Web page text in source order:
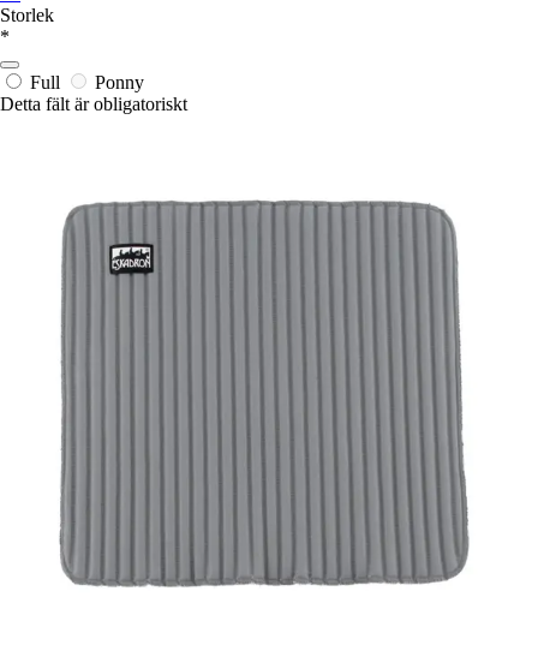
Storlek
*
Full
Ponny
Detta fält är obligatoriskt